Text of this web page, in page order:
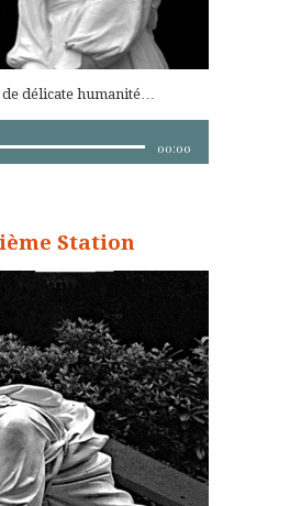
délicate humanité…
00:00
Station